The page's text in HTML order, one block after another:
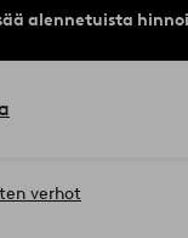
alennetuista
verhot